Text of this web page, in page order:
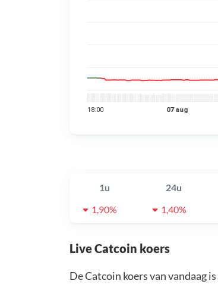
1u 24u
1,90%
1,40%
Live Catcoin koers
De Catcoin koers van vandaag is